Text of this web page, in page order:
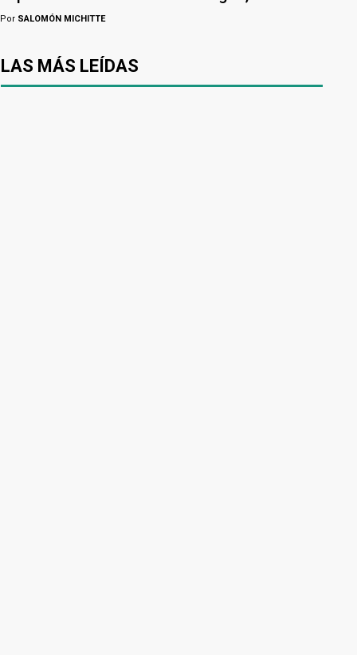
Por SALOMÓN MICHITTE
LAS MÁS LEÍDAS